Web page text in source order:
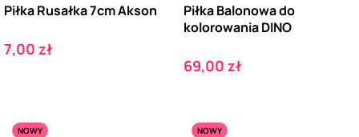
Piłka Rusałka 7cm Akson
Cena
7,00 zł
Piłka Balonowa do
kolorowania DINO
Cena
69,00 zł
NOWY
NOWY